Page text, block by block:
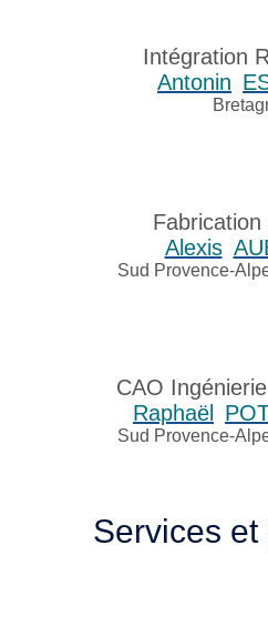
Intégration
Antonin
Fabrication
Alexis
Sud Provence-
CAO
Raphaël
Sud Provence-
Services